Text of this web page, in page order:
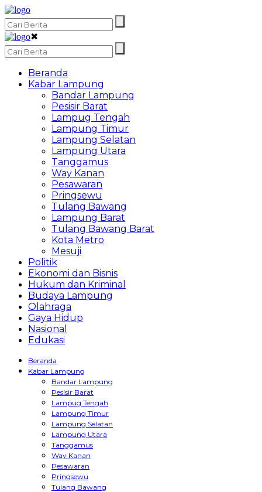
✖
Beranda
Kabar Lampung
Bandar Lampung
Pesisir Barat
Lampug Tengah
Lampung Timur
Lampung Selatan
Lampung Utara
Tanggamus
Way Kanan
Pesawaran
Pringsewu
Tulang Bawang
Lampung Barat
Tulang Bawang Barat
Kota Metro
Mesuji
Politik
Ekonomi dan Bisnis
Hukum dan Kriminal
Budaya Lampung
Olahraga
Gaya Hidup
Nasional
Edukasi
Beranda
Kabar Lampung
Bandar Lampung
Pesisir Barat
Lampug Tengah
Lampung Timur
Lampung Selatan
Lampung Utara
Tanggamus
Way Kanan
Pesawaran
Pringsewu
Tulang Bawang